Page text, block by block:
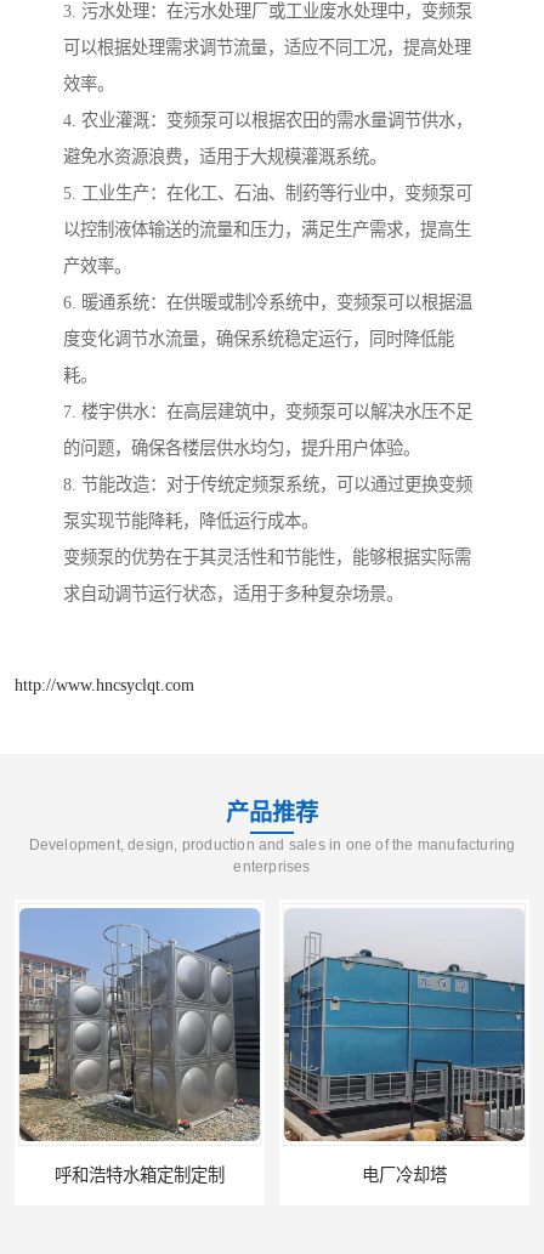
3. 污水处理：在污水处理厂或工业废水处理中，变频泵
可以根据处理需求调节流量，适应不同工况，提高处理
效率。
4. 农业灌溉：变频泵可以根据农田的需水量调节供水，
避免水资源浪费，适用于大规模灌溉系统。
5. 工业生产：在化工、石油、制药等行业中，变频泵可
以控制液体输送的流量和压力，满足生产需求，提高生
产效率。
6. 暖通系统：在供暖或制冷系统中，变频泵可以根据温
度变化调节水流量，确保系统稳定运行，同时降低能
耗。
7. 楼宇供水：在高层建筑中，变频泵可以解决水压不足
的问题，确保各楼层供水均匀，提升用户体验。
8. 节能改造：对于传统定频泵系统，可以通过更换变频
泵实现节能降耗，降低运行成本。
变频泵的优势在于其灵活性和节能性，能够根据实际需
求自动调节运行状态，适用于多种复杂场景。
http://www.hncsyclqt.com
产品推荐
Development, design, production and sales in one of the manufacturing
enterprises
呼和浩特水箱定制定制 电厂冷却塔